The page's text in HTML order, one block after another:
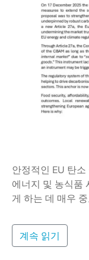
안정적인 EU 탄
에너지 및 농식품
게 하는 데 매우
계속 읽기